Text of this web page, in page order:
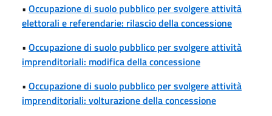
• Occupazione di suolo pubblico per svolgere attività
elettorali e referendarie: rilascio della concessione
• Occupazione di suolo pubblico per svolgere attività
imprenditoriali: modifica della concessione
• Occupazione di suolo pubblico per svolgere attività
imprenditoriali: volturazione della concessione